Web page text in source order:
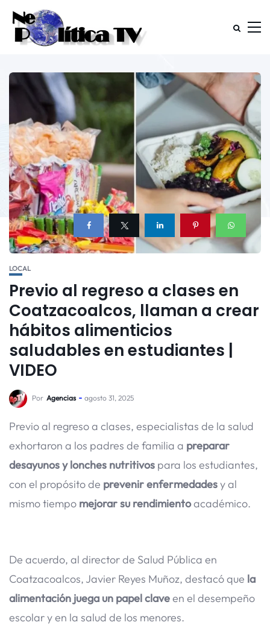
LOCAL
Previo al regreso a clases en
Coatzacoalcos, llaman a crear
hábitos alimenticios
saludables en estudiantes |
VIDEO
Por Agencias agosto 31, 2025
Previo al regreso a clases, especialistas de la salud
exhortaron a los padres de familia a preparar
desayunos y lonches nutritivos para los estudiantes,
con el propósito de prevenir enfermedadesy al
mismo tiempo mejorar su rendimientoacadémico.
De acuerdo, al director de Salud Pública en
Coatzacoalcos, Javier Reyes Muñoz, destacó que la
alimentación juega un papel claveen el desempeño
escolar y en la salud de los menores.